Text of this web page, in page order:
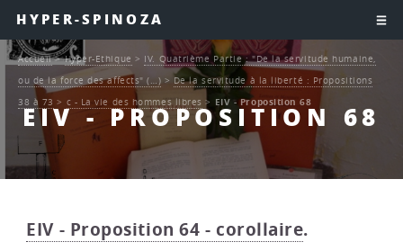
HYPER-SPINOZA
EIV - PROPOSITION 68
Accueil>Hyper-Ethique > IV. Quatrième Partie : "De la servitude humaine,
ou de la force des affects" (…) > De la servitude à la liberté : Propositions
38 à 73 > c - La vie des hommes libres > EIV - Proposition 68
EIV - Proposition 64 - corollaire.